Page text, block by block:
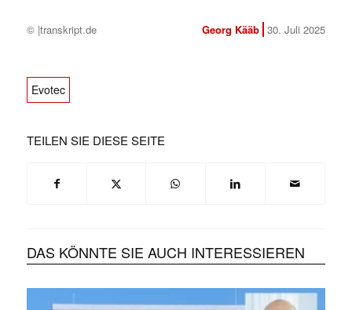
© |transkript.de Georg Kääb 30. Juli 2025
Evotec
TEILEN SIE DIESE SEITE
DAS KÖNNTE SIE AUCH INTERESSIEREN